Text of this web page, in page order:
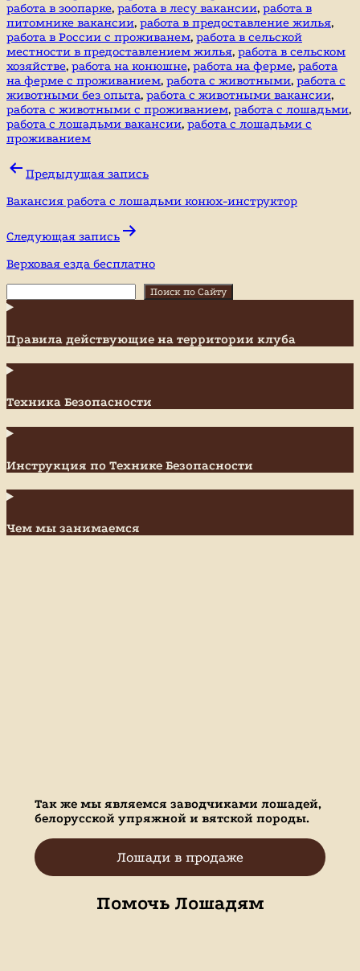
работа в зоопарке, работа в лесу вакансии, работа в
питомнике вакансии, работа в предоставление жилья,
работа в России с проживанем, работа в сельской
местности в предоставлением жилья, работа в сельском
хозяйстве, работа на конюшне, работа на ферме, работа
на ферме с проживанием, работа с животными, работа с
животными без опыта, работа с животными вакансии,
работа с животными с проживанием, работа с лошадьми,
работа с лошадьми вакансии, работа с лошадьми с
проживанием
Навигация
записям
Предыдущая запись
Вакансия работа с лошадьми конюх-инструктор
Следующая запись
Верховая езда бесплатно
Поиск по Сайту
Правила действующие на территории клуба
Техника Безопасности
Инструкция по Технике Безопасности
Чем мы занимаемся
Так же мы являемся заводчиками лошадей,
белорусской упряжной и вятской породы.
Лошади в продаже
Помочь Лошадям